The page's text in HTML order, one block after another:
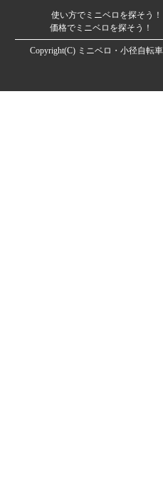
使い方でミニベロを探そう！
価格でミニベロを探そう！
Copyright(C) ミニベロ・小径自転